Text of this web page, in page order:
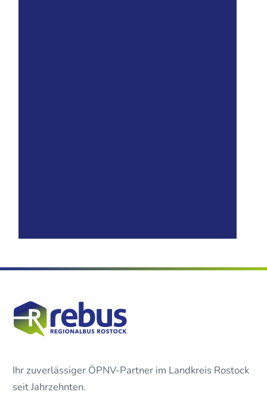
Ihr zuverlässiger ÖPNV-Partner im Landkreis Rostock
seit Jahrzehnten.